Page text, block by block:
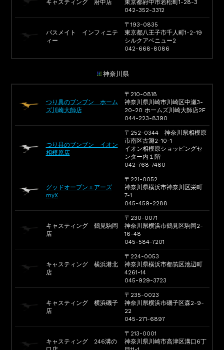
キャスティング 府中店
東京都府中市若松町1-28-3
042-352-3312
バスメイト インフィニテ
ィー
〒193-0835
東京都八王子市千人町1-2-19
シルクアベニュー2
042-668-8086
神奈川県
つり具のブンブン ホーム
ズ川崎大師店
〒210-0818
神奈川県川崎市川崎区中瀬3-
20-20 ホームズ川崎大師店2F
044-223-8390
つり具のブンブン イオン
相模原店
〒252-0344 神奈川県相模原
市南区古淵2-10-1
イオン相模原ショッピングセ
ンター内１階
042-768-7480
グッドオープンエアーズ
myX
〒221-0052
神奈川県横浜市神奈川区栄町
7-1
045-459-2288
キャスティング 鶴見駒岡
店
〒230-0071
神奈川県横浜市鶴見区駒岡2-
16-48
045-584-7201
キャスティング 横浜港北
店
〒224-0053
神奈川県横浜市都筑区池辺町
4261-14
045-929-3723
キャスティング 横浜磯子
店
〒235-0023
神奈川県横浜市磯子区森2-9-
22
045-271-6897
キャスティング 246溝の
〒213-0001
神奈川県川崎市高津区溝口6丁